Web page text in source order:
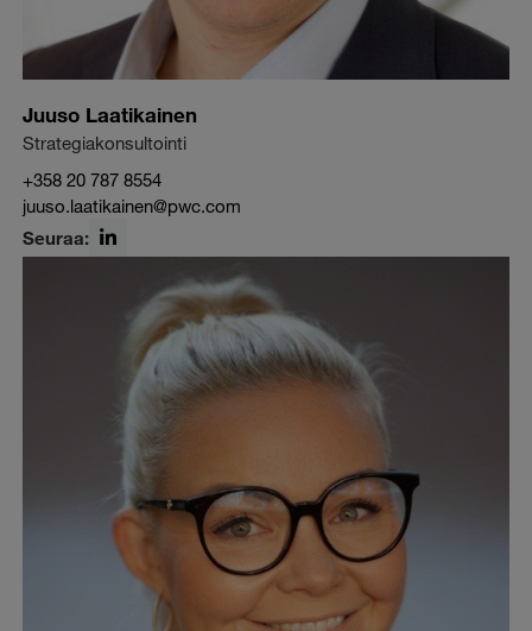
Juuso Laatikainen
Strategiakonsultointi
+358 20 787 8554
juuso.laatikainen@pwc.com
Seuraa: